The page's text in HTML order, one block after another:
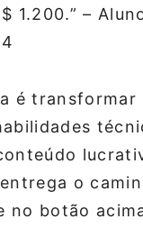
1.200.” –
é transformar
entrega o
no botão